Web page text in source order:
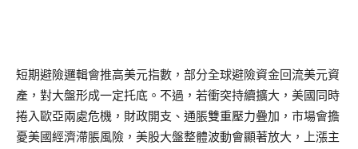
短期避險邏輯會推高美元指數，部分全球避險資金回流美元資
產，對大盤形成一定托底。不過，若衝突持續擴大，美國同時
捲入歐亞兩處危機，財政開支、通脹雙重壓力疊加，市場會擔
憂美國經濟滯脹風險，美股大盤整體波動會顯著放大，上漲主